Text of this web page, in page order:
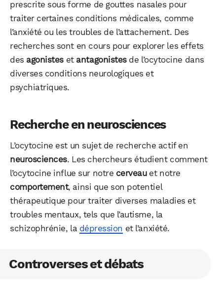
prescrite sous forme de gouttes nasales pour
traiter certaines conditions médicales, comme
l’anxiété ou les troubles de l’attachement. Des
recherches sont en cours pour explorer les effets
des agonisteset antagonistesde l’ocytocine dans
diverses conditions neurologiques et
psychiatriques.
Recherche en neurosciences
L’ocytocine est un sujet de recherche actif en
neurosciences. Les chercheurs étudient comment
l’ocytocine influe sur notre cerveauet notre
comportement, ainsi que son potentiel
thérapeutique pour traiter diverses maladies et
troubles mentaux, tels que l’autisme, la
schizophrénie, la dépression et l’anxiété.
Controverses et débats